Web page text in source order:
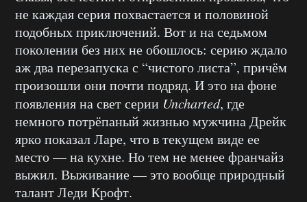
не каждая серия похвастается и половиной
подобных приключений. Вот и на седьмом
поколении без них не обошлось: серию ждало
аж два перезапуска с “чистого листа”, причём
произошли они почти подряд. И это на фоне
появления на свет серии Uncharted, где
немного потрёпаный жизнью мужчина Дрейк
ярко показал Ларе, что в текущем виде ее
место — на кухне. Но тем не менее франчайз
выжил. Выживание — это вообще природный
талант Леди Крофт.